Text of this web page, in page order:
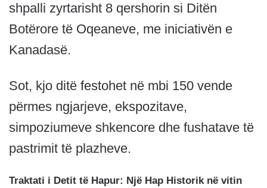
shpalli zyrtarisht 8 qershorin si Ditën
Botërore të Oqeaneve, me iniciativën e
Kanadasë.
Sot, kjo ditë festohet në mbi 150 vende
përmes ngjarjeve, ekspozitave,
simpoziumeve shkencore dhe fushatave të
pastrimit të plazheve.
Traktati i Detit të Hapur: Një Hap Historik në vitin